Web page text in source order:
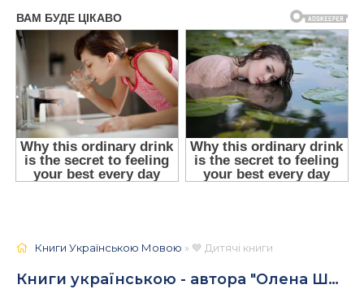
Книги Українською Мовою » 💙 Дитячі книги
Книги українською - автора "Олена Швець-Васіна"